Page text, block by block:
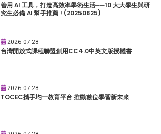
善用 AI 工具，打造高效率學術生活──10 大大學生與研
究生必備 AI 幫手推薦 ! (20250825)
2026-07-28
台灣開放式課程聯盟創用CC4.0中英文版授權書
2026-07-28
TOCEC攜手均一教育平台 推動數位學習新未來